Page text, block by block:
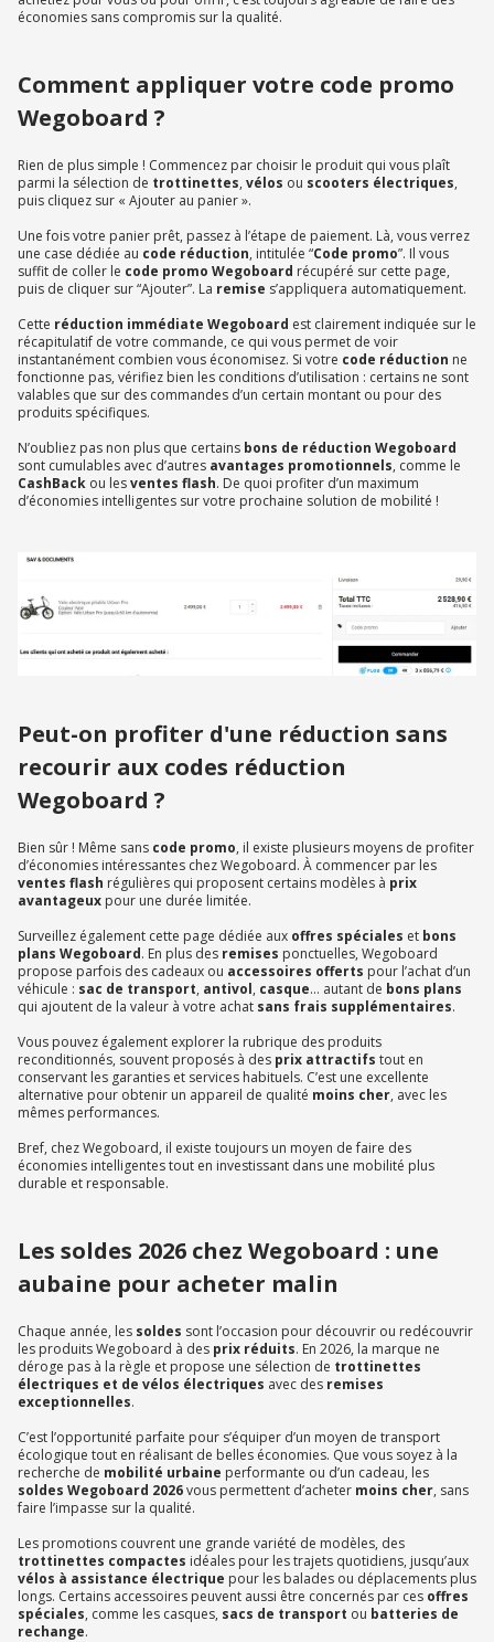
économies sans compromis sur la qualité.
Comment appliquer votre code promo
Wegoboard ?
Rien de plus simple ! Commencez par choisir le produit qui vous plaît
parmi la sélection de trottinettes, vélos ou scooters électriques,
puis cliquez sur « Ajouter au panier ».
Une fois votre panier prêt, passez à l’étape de paiement. Là, vous verrez
une case dédiée au code réduction, intitulée “Code promo”. Il vous
suffit de coller le code promo Wegoboard récupéré sur cette page,
puis de cliquer sur “Ajouter”. La remise s’appliquera automatiquement.
Cette réduction immédiate Wegoboard est clairement indiquée sur le
récapitulatif de votre commande, ce qui vous permet de voir
instantanément combien vous économisez. Si votre code réduction ne
fonctionne pas, vérifiez bien les conditions d’utilisation : certains ne sont
valables que sur des commandes d’un certain montant ou pour des
produits spécifiques.
N’oubliez pas non plus que certains bons de réduction Wegoboard
sont cumulables avec d’autres avantages promotionnels, comme le
CashBack ou lesventes flash. De quoi profiter d’un maximum
d’économies intelligentes sur votre prochaine solution de mobilité !
Peut-on profiter d'une réduction sans
recourir aux codes réduction
Wegoboard ?
Bien sûr ! Même sans code promo, il existe plusieurs moyens de profiter
d’économies intéressantes chez Wegoboard. À commencer par les
ventes flash régulières qui proposent certains modèles à prix
avantageux pour une durée limitée.
Surveillez également cette page dédiée aux offres spéciales et bons
plans Wegoboard. En plus des remises ponctuelles, Wegoboard
propose parfois des cadeaux ou accessoires offerts pour l’achat d’un
véhicule : sac de transport, antivol, casque… autant de bons plans
qui ajoutent de la valeur à votre achat sans frais supplémentaires.
Vous pouvez également explorer la rubrique des produits
reconditionnés, souvent proposés à des prix attractifs tout en
conservant les garanties et services habituels. C’est une excellente
alternative pour obtenir un appareil de qualité moins cher, avec les
mêmes performances.
Bref, chez Wegoboard, il existe toujours un moyen de faire des
économies intelligentes tout en investissant dans une mobilité plus
durable et responsable.
Les soldes 2026 chez Wegoboard : une
aubaine pour acheter malin
Chaque année, les soldes sont l’occasion pour découvrir ou redécouvrir
les produits Wegoboard à des prix réduits. En 2026, la marque ne
déroge pas à la règle et propose une sélection de trottinettes
électriques et de vélos électriques avec des remises
exceptionnelles.
C’est l’opportunité parfaite pour s’équiper d’un moyen de transport
écologique tout en réalisant de belles économies. Que vous soyez à la
recherche de mobilité urbaine performante ou d’un cadeau, les
soldes Wegoboard 2026vous permettent d’acheter moins cher, sans
faire l’impasse sur la qualité.
Les promotions couvrent une grande variété de modèles, des
trottinettes compactes idéales pour les trajets quotidiens, jusqu’aux
vélos à assistance électrique pour les balades ou déplacements plus
longs. Certains accessoires peuvent aussi être concernés par ces offres
spéciales, comme les casques, sacs de transport ou batteries de
rechange.